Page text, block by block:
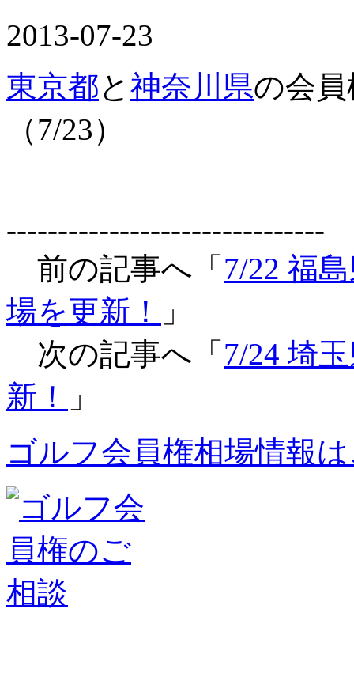
2013-07-23
東京都と 神奈川県の会
（7/23）
-------------------------------
前の記事へ「 7/22 福
場を更新！
」
次の記事へ「 7/24 埼
新！
」
ゴルフ会員権相場情報